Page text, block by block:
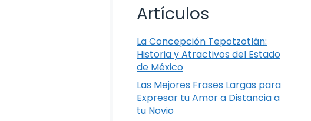
Artículos
La Concepción Tepotzotlán:
Historia y Atractivos del Estado
de México
Las Mejores Frases Largas para
Expresar tu Amor a Distancia a
tu Novio